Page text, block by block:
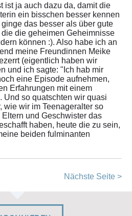
ist ja auch dazu da, damit die
ein bisschen besser kennen
das besser als über gute
die geheimen Geheimnisse
können :). Also habe ich an
meine Freundinnen Meike
(eigentlich haben wir
und ich sagte: "Ich hab mir
eine Episode aufnehmen,
Erfahrungen mit einem
Und so quatschten wir quasi
wie wir im Teenageralter so
und Geschwister das
haben, heute die zu sein,
beiden fulminanten
Nächste Seite >